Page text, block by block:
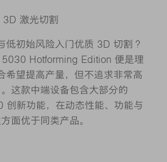
3D 激光切割
低初始风险入门优质 3D 切割？
Hotforming Edition 便是理
希望提高产量，但不追求非常高
这款中端设备包含大部分的
创新功能，在动态性能、功能与
面优于同类产品。